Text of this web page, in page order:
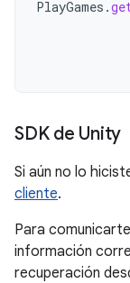
PlayGames .
SDK de Unity
Si aún no lo
cliente.
Para
información
recuperación